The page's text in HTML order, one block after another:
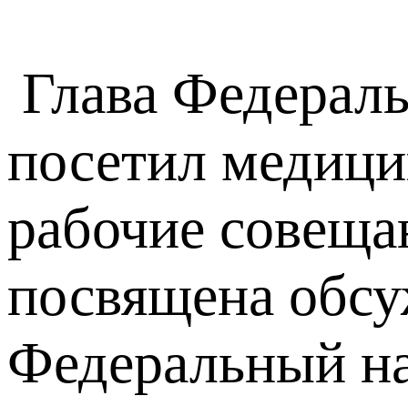
Глава
посетил
рабочие
посвящена
Федеральный